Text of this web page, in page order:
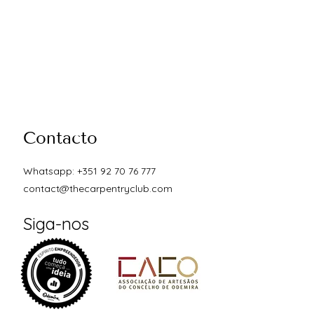
Contacto
Whatsapp: +351 92 70 76 777
contact@thecarpentryclub.com
Siga-nos